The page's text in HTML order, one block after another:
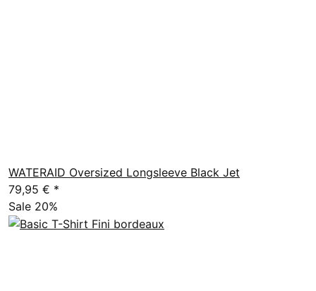
WATERAID Oversized Longsleeve Black Jet
79,95 € *
Sale 20%